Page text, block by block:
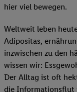
hier viel bewegen.
Weltweit leben
Adipositas,
inzwischen zu den
wissen wir:
Der Alltag ist oft
die Informationsflut